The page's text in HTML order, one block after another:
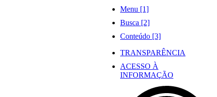
Menu [1]
Busca [2]
Conteúdo [3]
TRANSPARÊNCIA
ACESSO À
INFORMAÇÃO